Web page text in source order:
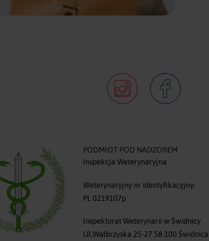
PODMIOT POD NADZOREM
Inspekcja Weterynaryjna
Weterynaryjny nr identyfikacyjny:
PL 0219107p
Inspektorat Weterynarii w Świdnicy
Ul.Wałbrzyska 25-27 58-100 Świdnica